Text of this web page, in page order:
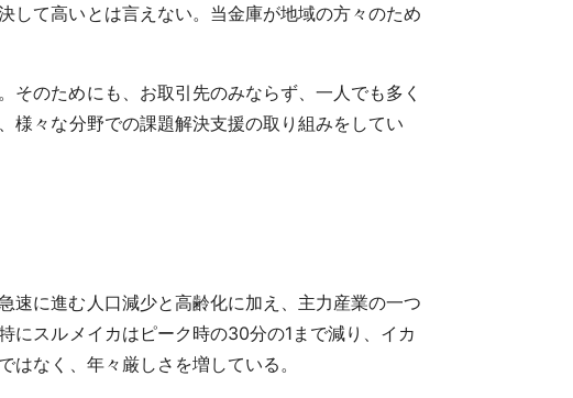
して高いとは言えない。当金庫が地域の方々のため
のためにも、お取引先のみならず、一人でも多く
様々な分野での課題解決支援の取り組みをしてい
速に進む人口減少と高齢化に加え、主力産業の一つ
にスルメイカはピーク時の30分の1まで減り、イカ
なく、年々厳しさを増している。